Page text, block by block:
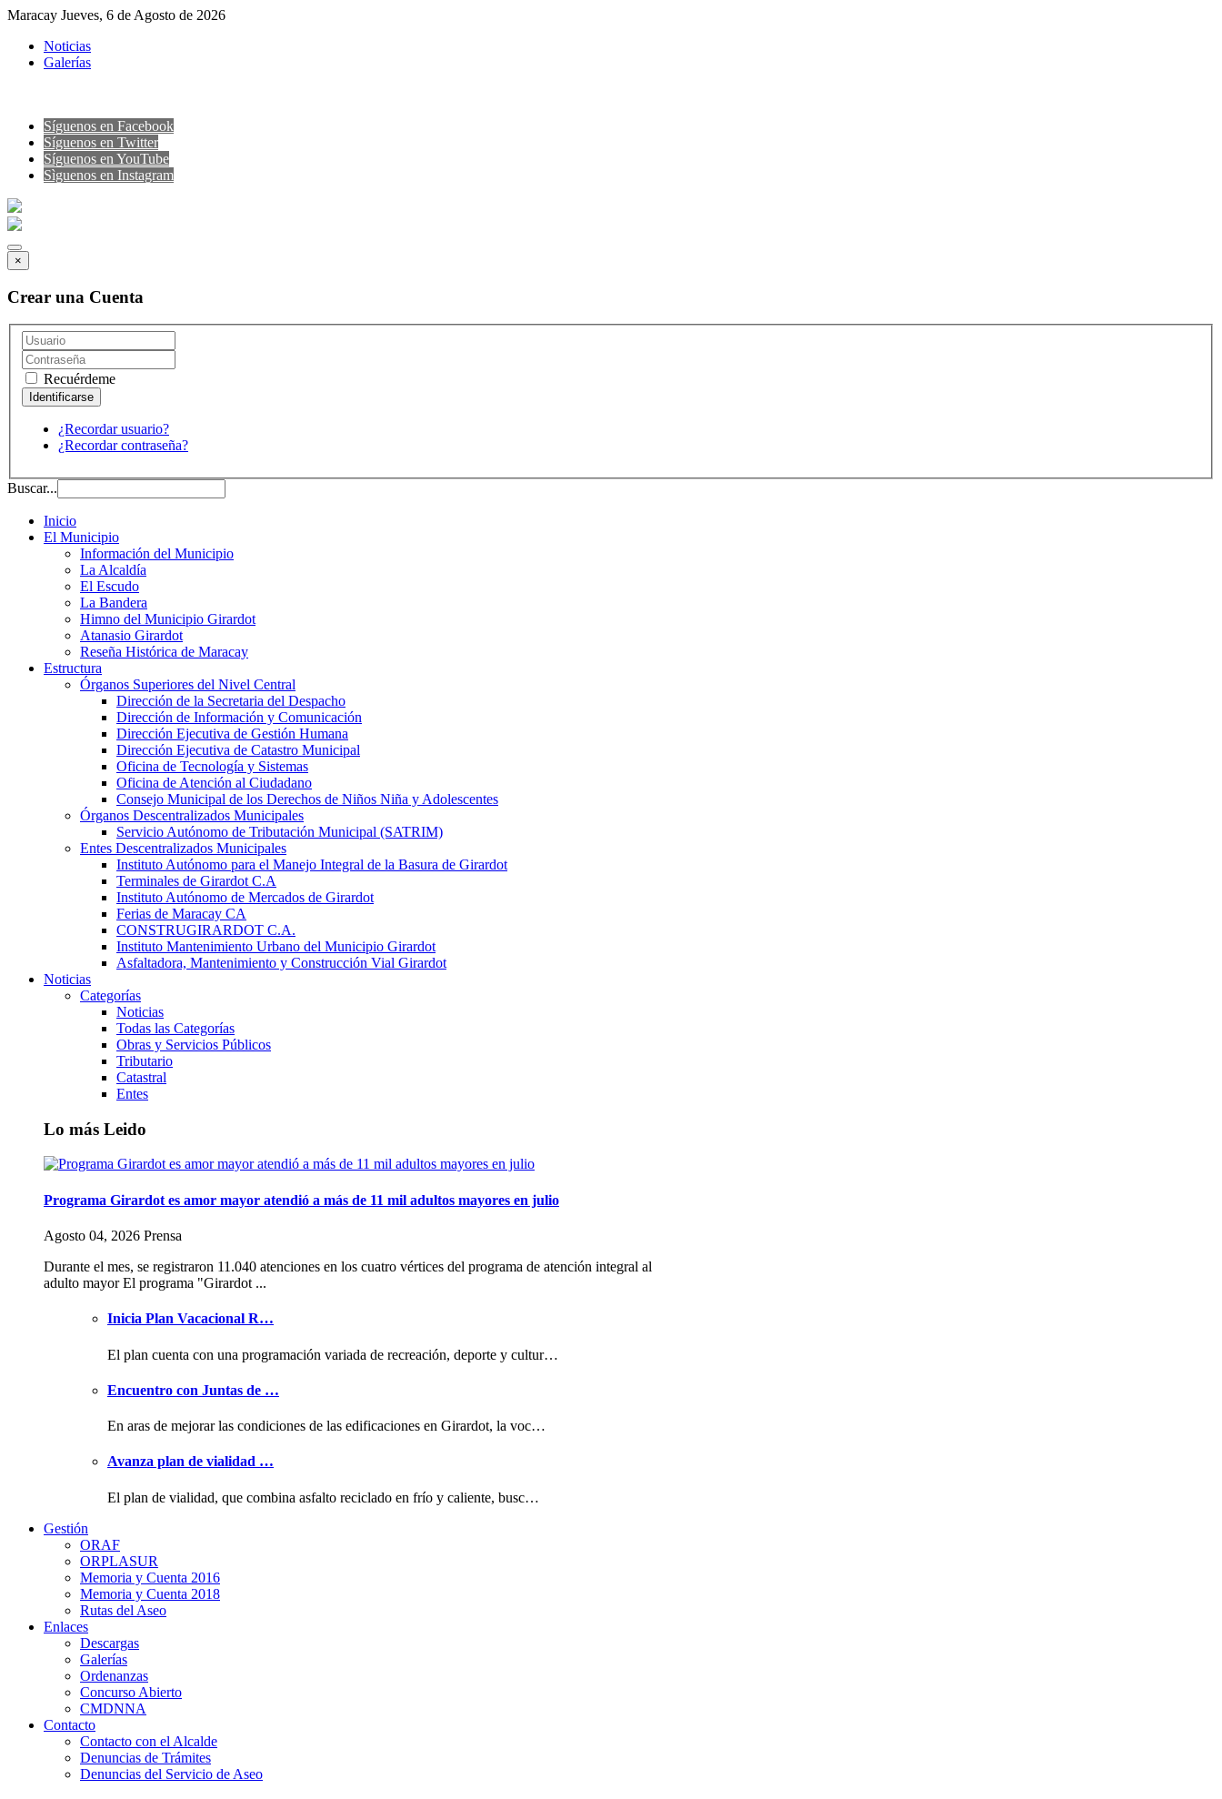
Maracay Jueves, 6 de Agosto de 2026
Noticias
Galerías
Síguenos en Facebook
Síguenos en Twitter
Síguenos en YouTube
Sìguenos en Instagram
×
Crear una Cuenta
Recuérdeme
¿Recordar usuario?
¿Recordar contraseña?
Buscar...
Inicio
El Municipio
Información del Municipio
La Alcaldía
El Escudo
La Bandera
Himno del Municipio Girardot
Atanasio Girardot
Reseña Histórica de Maracay
Estructura
Órganos Superiores del Nivel Central
Dirección de la Secretaria del Despacho
Dirección de Información y Comunicación
Dirección Ejecutiva de Gestión Humana
Dirección Ejecutiva de Catastro Municipal
Oficina de Tecnología y Sistemas
Oficina de Atención al Ciudadano
Consejo Municipal de los Derechos de Niños Niña y Adolescentes
Órganos Descentralizados Municipales
Servicio Autónomo de Tributación Municipal (SATRIM)
Entes Descentralizados Municipales
Instituto Autónomo para el Manejo Integral de la Basura de Girardot
Terminales de Girardot C.A
Instituto Autónomo de Mercados de Girardot
Ferias de Maracay CA
CONSTRUGIRARDOT C.A.
Instituto Mantenimiento Urbano del Municipio Girardot
Asfaltadora, Mantenimiento y Construcción Vial Girardot
Noticias
Categorías
Noticias
Todas las Categorías
Obras y Servicios Públicos
Tributario
Catastral
Entes
Lo más Leido
Programa Girardot es amor mayor atendió a más de 11 mil adultos mayores en julio
Agosto 04, 2026 Prensa
Durante el mes, se registraron 11.040 atenciones en los cuatro vértices del programa de atención integral al
adulto mayor El programa "Girardot ...
Inicia Plan Vacacional R…
El plan cuenta con una programación variada de recreación, deporte y cultur…
Encuentro con Juntas de …
En aras de mejorar las condiciones de las edificaciones en Girardot, la voc…
Avanza plan de vialidad …
El plan de vialidad, que combina asfalto reciclado en frío y caliente, busc…
Gestión
ORAF
ORPLASUR
Memoria y Cuenta 2016
Memoria y Cuenta 2018
Rutas del Aseo
Enlaces
Descargas
Galerías
Ordenanzas
Concurso Abierto
CMDNNA
Contacto
Contacto con el Alcalde
Denuncias de Trámites
Denuncias del Servicio de Aseo